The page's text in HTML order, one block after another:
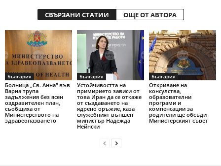
СВЪРЗАНИ СТАТИИ ОЩЕ ОТ АВТОРА
България
Болница „Св. Анна“ във
Варна трупа
задължения без ясен
оздравителен план,
съобщиха от
Министерството на
здравеопазването
България
Устойчивостта на
примирието зависи от
това Иран да се откаже
от създаването на
ядрено оръжие, каза
служебният външен
министър Надежда
Нейнски
България
Откриване на
консулства,
образователни
програми и
компенсации за
родители ще обсъди
Министерският съвет